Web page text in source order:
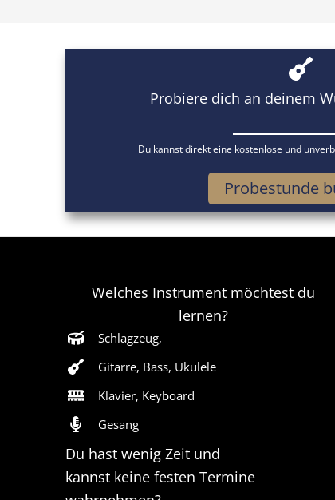
Probiere dich an deinem
Du kannst direkt eine kostenlose und
Probestunde
Welches Instrument möchtest du
lernen?
Schlagzeug,
Gitarre, Bass, Ukulele
Klavier, Keyboard
Gesang
Du hast wenig Zeit und
kannst keine festen Termine